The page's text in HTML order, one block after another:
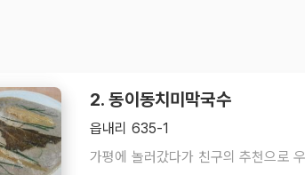
2. 동이동치미막국수
읍내리 635-1